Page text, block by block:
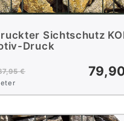
Sichtschutz
Druck
€